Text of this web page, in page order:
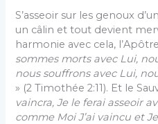
S’asseoir sur les genoux
un câlin et tout devient
harmonie avec cela,
sommes morts avec Lui,
nous souffrons avec Lui,
» (2 Timothée 2:11). Et le
vaincra, Je le ferai asseoir
comme Moi J’ai vaincu et